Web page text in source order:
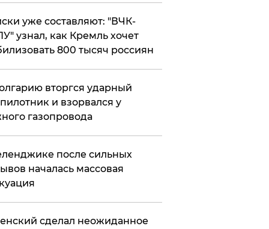
уже составляют: "ВЧК-
узнал, как Кремль хочет
800 тысяч россиян
вторгся ударный
и взорвался у
газопровода
после сильных
началась массовая
сделал неожиданное